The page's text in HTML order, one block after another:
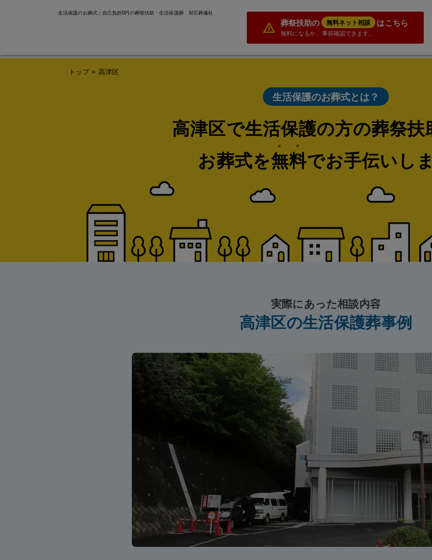
生活保護のお葬式｜自己負担0円の葬祭扶助・生活保護葬 対応葬儀社
葬祭扶助の 無料ネット相談 はこちら
無料になるか、事前確認できます。
トップ > 高津区
生活保護のお葬式とは？
高津区で生活保護の方の葬祭扶
お葬式を無料でお手伝いし
実際にあった相談内容
高津区の生活保護葬事例